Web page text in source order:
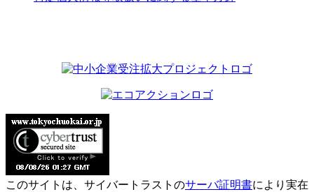
このサイトは、サイバートラストのサーバ証明書により実在